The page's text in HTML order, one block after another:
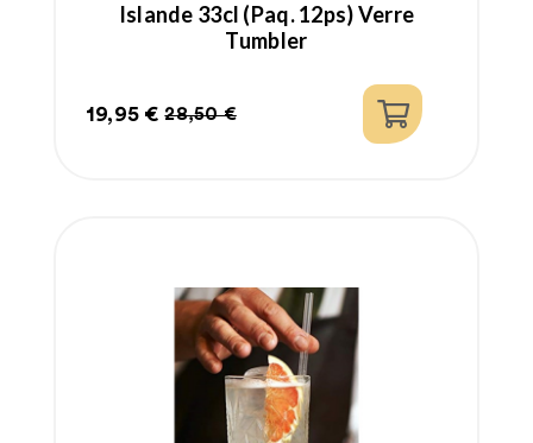
Islande 33cl (paq. 12ps) Verre
Tumbler
Prix
19,95 €
Prix
28,50 €